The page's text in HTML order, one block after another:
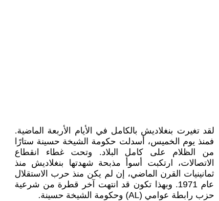
لقد تغيرت بنغلاديش بالكامل في الأيام الأربعة الماضية.
فمنذ يوم الخميس، أسدلت حكومة الشيخة حسينة ستارًا
من الظلام على كامل البلاد. وتحت غطاء انقطاع
الاتصالات، ارتكبت أسوأ مذبحة شهدتها بنغلاديش منذ
ثمانينيات القرن الماضي، إن لم يكن منذ حرب الاستقلال
عام 1971. وبهذا تكون قد انتهت آخر قطرة من شرعية
حزب رابطة عوامي (AL) وحكومة الشيخة حسينة.